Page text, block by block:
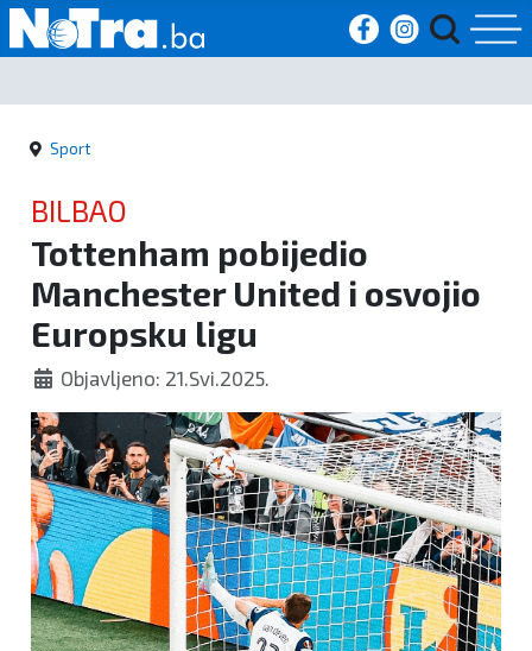
Početna
Vijesti
Sport
Kultura
Crna
kronika
Politika
Zanimljivosti
Sport
BILBAO
Tottenham pobijedio
Manchester United i osvojio
Europsku ligu
Objavljeno: 21.Svi.2025.